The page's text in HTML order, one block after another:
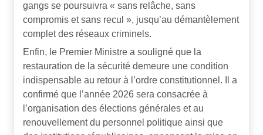
gangs se poursuivra « sans relâche, sans
compromis et sans recul », jusqu’au démantèlement
complet des réseaux criminels.
Enfin, le Premier Ministre a souligné que la
restauration de la sécurité demeure une condition
indispensable au retour à l’ordre constitutionnel. Il a
confirmé que l’année 2026 sera consacrée à
l’organisation des élections générales et au
renouvellement du personnel politique ainsi que